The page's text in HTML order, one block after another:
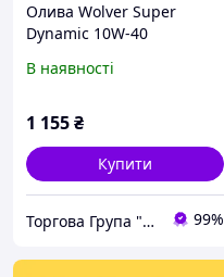
Олива Wolver Super
Dynamic 10W-40
В наявності
1 155₴
Купити
Торгова Група "ГОТІКА" 99%